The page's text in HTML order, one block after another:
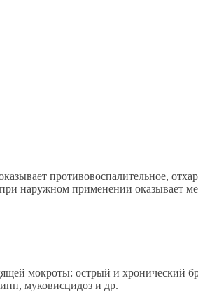
противовоспалительное,
наружном применении оказывает
мокроты: острый и хронический
муковисцидоз и др.